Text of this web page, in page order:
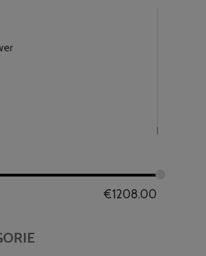
€1208.00